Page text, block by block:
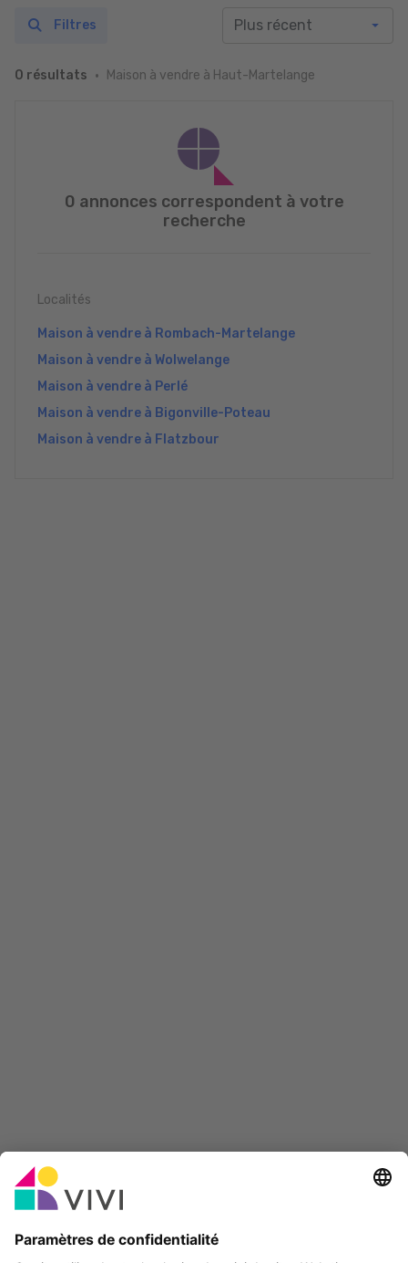
0 résultats Maison à vendre à Haut-Martelange
Filtres
0 annonces correspondent à votre
recherche
Localités
Maison à vendre à Rombach-Martelange
Maison à vendre à Wolwelange
Maison à vendre à Perlé
Maison à vendre à Bigonville-Poteau
Maison à vendre à Flatzbour